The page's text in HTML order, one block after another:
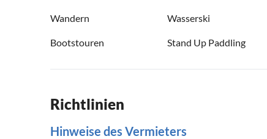
Wandern Wasserski
Bootstouren Stand Up Paddling
Richtlinien
Hinweise des Vermieters